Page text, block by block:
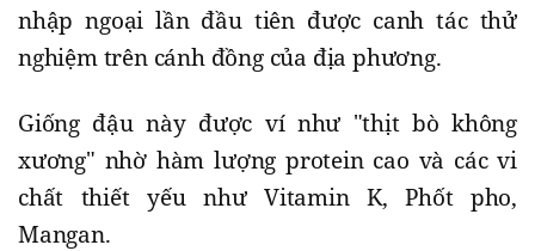
nhập ngoại lần đầu tiên được canh tác thử
nghiệm trên cánh đồng của địa phương.
Giống đậu này được ví như "thịt bò không
xương" nhờ hàm lượng protein cao và các vi
chất thiết yếu như Vitamin K, Phốt pho,
Mangan.